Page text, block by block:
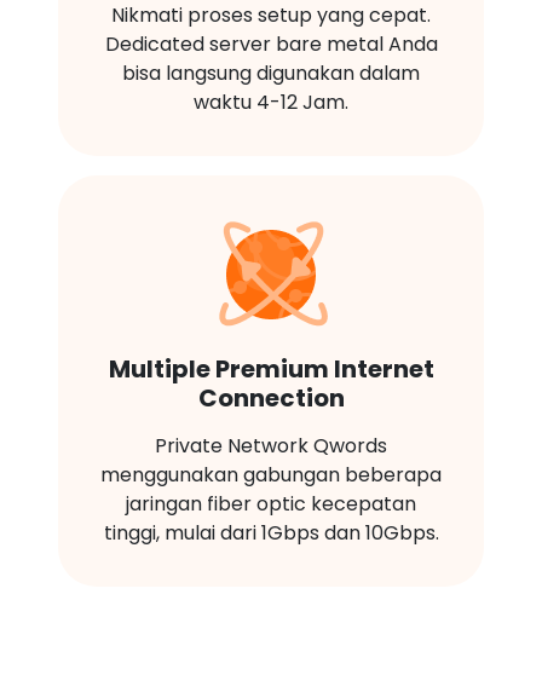
Nikmati proses setup yang cepat.
Dedicated server bare metal Anda
bisa langsung digunakan dalam
waktu 4-12 Jam.
Multiple Premium Internet
Connection
Private Network Qwords
menggunakan gabungan beberapa
jaringan fiber optic kecepatan
tinggi, mulai dari 1Gbps dan 10Gbps.